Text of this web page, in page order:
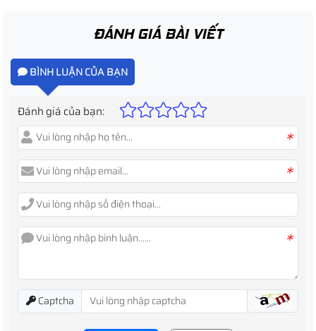
ĐÁNH GIÁ BÀI VIẾT
BÌNH LUẬN CỦA BẠN
Đánh giá của bạn:
*
*
*
Captcha